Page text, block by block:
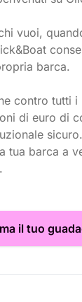
vuoi,
barca.
contro tutti
di euro di
tua barca a
il tuo